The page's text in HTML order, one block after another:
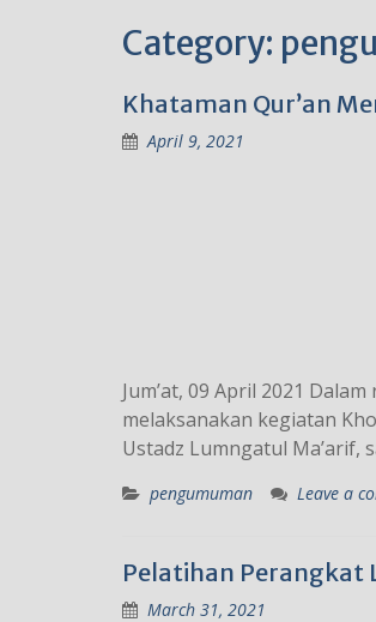
Category:
Khataman Qur’an
April 9, 2021
Jum’at, 09 April 2021
melaksanakan kegiatan
Ustadz Lumngatul Ma’arif,
pengumuman Leave a
Pelatihan Perangkat
March 31, 2021